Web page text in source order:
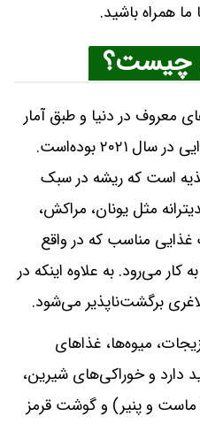
ما همراه باشید.
چیست؟
معروف در دنیا و طبق آمار
بهترین و محبوب‌ترین رژیم غذایی در سال ۲۰۲۱ بوده‌است.
است که ریشه در سبک
مثل یونان، مراکش،
غذایی مناسب که در واقع
می‌رود. به ‌علاوه اینکه در
برگشت‌ناپذیر می‌شود.
میوه‌ها، غذاهای
دارد و خوراکی‌های شیرین،
ماست و پنیر) و گوشت قرمز